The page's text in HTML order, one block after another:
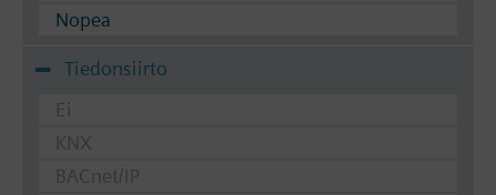
Nopea
Tiedonsiirto
Ei
KNX
BACnet/IP